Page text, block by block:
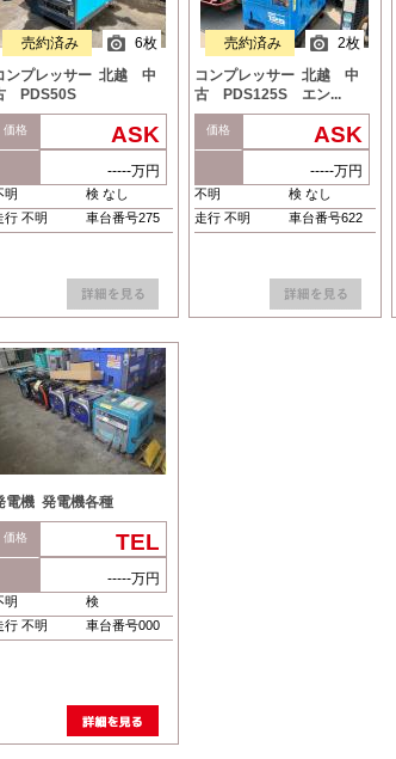
6枚
売約済み
ンプレッサー 北越 中
PDS50S
価格 ASK
-----万円
明
検 なし
行 不明
車台番号275
2枚
売約済み
コンプレッサー 北越 中
古 PDS125S エン...
価格 ASK
-----万円
不明
検 なし
走行 不明
車台番号622
電機 発電機各種
価格 TEL
-----万円
明
検
行 不明
車台番号000